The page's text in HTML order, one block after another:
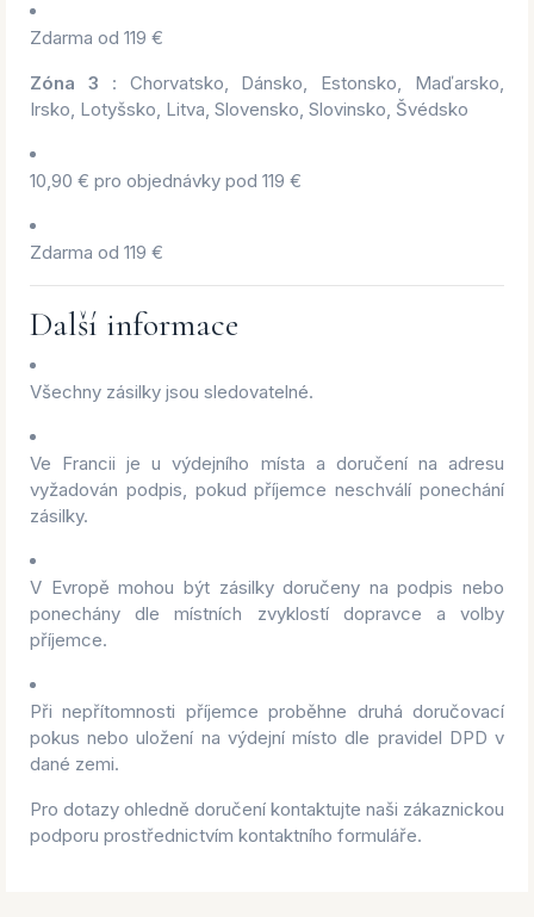
Zdarma od 119 €
Zóna 3 : Chorvatsko, Dánsko, Estonsko, Maďarsko,
Irsko, Lotyšsko, Litva, Slovensko, Slovinsko, Švédsko
10,90 € pro objednávky pod 119 €
Zdarma od 119 €
Další informace
Všechny zásilky jsou sledovatelné.
Ve Francii je u výdejního místa a doručení na adresu
vyžadován podpis, pokud příjemce neschválí ponechání
zásilky.
V Evropě mohou být zásilky doručeny na podpis nebo
ponechány dle místních zvyklostí dopravce a volby
příjemce.
Při nepřítomnosti příjemce proběhne druhá doručovací
pokus nebo uložení na výdejní místo dle pravidel DPD v
dané zemi.
Pro dotazy ohledně doručení kontaktujte naši zákaznickou
podporu prostřednictvím kontaktního formuláře.